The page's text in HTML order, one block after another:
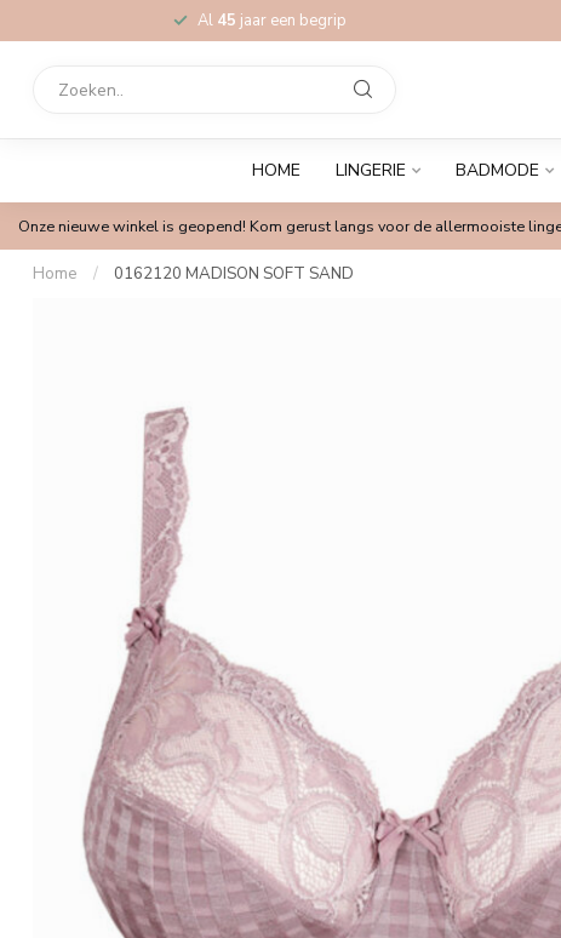
Al 45 jaar een begrip
HOME LINGERIE BADMODE
Onze nieuwe winkel is geopend! Kom gerust langs voor de allermooiste
Home / 0162120 MADISON SOFT SAND